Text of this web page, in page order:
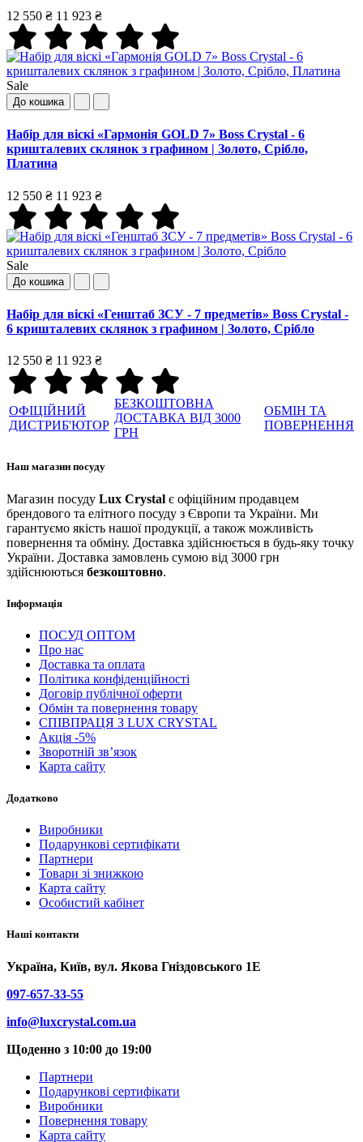
12 550 ₴ 11 923 ₴
Sale
До кошика
Набір для віскі «Гармонія GOLD 7» Boss Crystal - 6
кришталевих склянок з графином | Золото, Срібло,
Платина
12 550 ₴ 11 923 ₴
Sale
До кошика
Набір для віскі «Генштаб ЗСУ - 7 предметів» Boss Crystal -
6 кришталевих склянок з графином | Золото, Срібло
12 550 ₴ 11 923 ₴
ОФІЦІЙНИЙ
ДИСТРИБ'ЮТОР
БЕЗКОШТОВНА
ДОСТАВКА ВІД 3000
ГРН
ОБМІН ТА
ПОВЕРНЕННЯ
Наш магазин посуду
Магазин посуду Lux Crystal є офіційним продавцем
брендового та елітного посуду з Європи та України. Ми
гарантуємо якість нашої продукції, а також можливість
повернення та обміну. Доставка здійснюється в будь-яку точку
України. Доставка замовлень сумою від 3000 грн
здійснюються безкоштовно.
Інформація
ПОСУД ОПТОМ
Про нас
Доставка та оплата
Політика конфіденційності
Договір публічної оферти
Обмін та повернення товару
СПІВПРАЦЯ З LUX CRYSTAL
Акція -5%
Зворотній зв’язок
Карта сайту
Додатково
Виробники
Подарункові сертифікати
Партнери
Товари зі знижкою
Карта сайту
Особистий кабінет
Наші контакти
Україна, Київ, вул. Якова Гніздовського 1Е
097-657-33-55
info@luxcrystal.com.ua
Щоденно з 10:00 до 19:00
Партнери
Подарункові сертифікати
Виробники
Повернення товару
Карта сайту